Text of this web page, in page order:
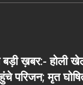
ख़बर:- होली
परिजन; मृत